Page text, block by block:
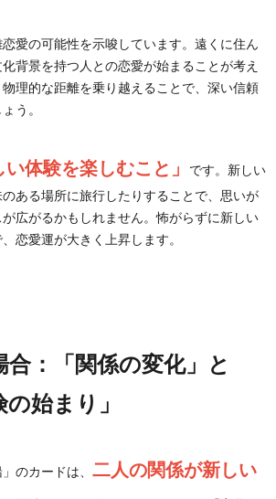
恋愛の可能性を示唆しています。遠くに住ん
背景を持つ人との恋愛が始まることが考え
理的な距離を乗り越えることで、深い信頼
う。
い体験を楽しむこと」
です。新しい
ある場所に旅行したりすることで、思いが
広がるかもしれません。怖がらずに新しい
恋愛運が大きく上昇します。
：「関係の変化」と
の始まり」
のカードは、 二人の関係が新しい